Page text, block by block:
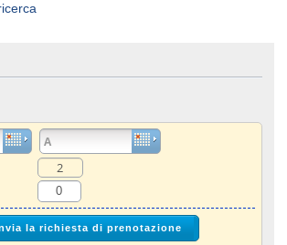
+ Offerta forfettaria